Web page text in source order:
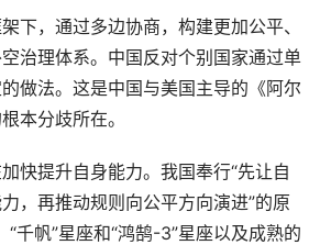
下，通过多边协商，构建更加公平、
治理体系。中国反对个别国家通过单
做法。这是中国与美国主导的《阿尔
本分歧所在。
快提升自身能力。我国奉行“先让自
，再推动规则向公平方向演进”的原
“千帆”星座和“鸿鹄-3”星座以及成熟的